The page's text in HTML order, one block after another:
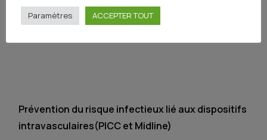
Bases en cancérologie – IDE (100% e-learning)
Prévention du risque infectieux lié aux dispositifs
intravasculaires(PICC et Midline)
Paramètres ACCEPTER TOUT